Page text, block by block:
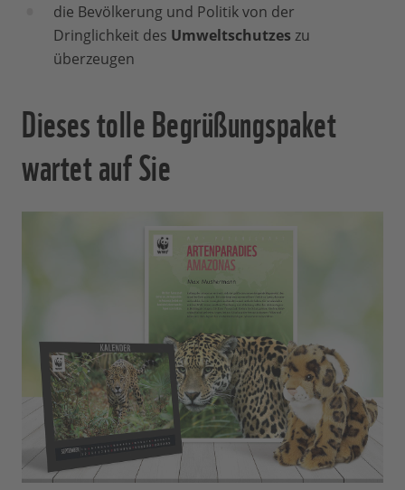
die Bevölkerung und Politik von der
Dringlichkeit des Umweltschutzes zu
überzeugen
Dieses tolle Begrüßungspaket
wartet auf Sie